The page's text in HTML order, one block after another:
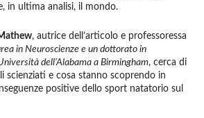
in ultima analisi, il mondo.
, autrice dell’articolo e professoressa
in Neuroscienze e un dottorato in
dell’Alabama a Birmingham, cerca di
scienziati e cosa stanno scoprendo in
positive dello sport natatorio sul